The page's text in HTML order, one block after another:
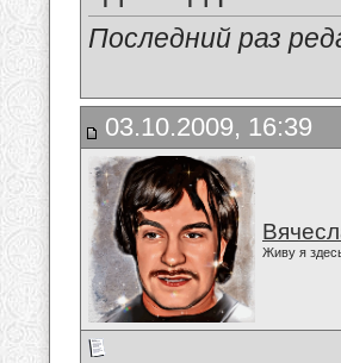
Последний раз
03.10.2009, 16:39
Живу я